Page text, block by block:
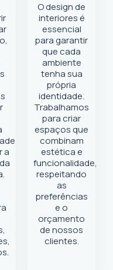
,
a
O design de
interiores é
essencial
para garantir
que cada
ambiente
tenha sua
própria
identidade.
Trabalhamos
para criar
espaços que
combinam
estética e
funcionalidade,
respeitando
as
preferências
e o
orçamento
de nossos
clientes.